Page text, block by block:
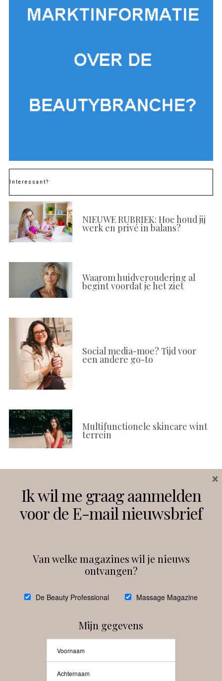
Interessant?
NIEUWE RUBRIEK: Hoe houd jij
werk en privé in balans?
Waarom huidveroudering al
begint voordat je het ziet
Social media-moe? Tijd voor
een andere go-to
Multifunctionele skincare wint
terrein
Instagram Facebook
debeautyprofessional
Ik wil me graag aanmelden
voor de E-mail nieuwsbrief
Van welke magazines wil je nieuws
ontvangen?
De Beauty Professional Massage Magazine
Mijn gegevens
×